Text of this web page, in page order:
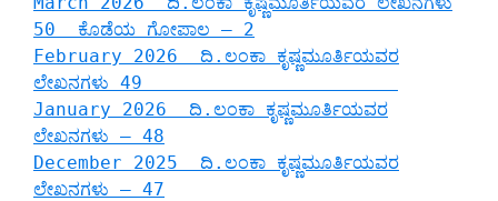
50 ಕೊಡೆಯ ಗೋಪಾಲ – 2
February 2026 ದಿ.ಲಂಕಾ ಕೃಷ್ಣಮೂರ್ತಿಯವರ
ಲೇಖನಗಳು 49
January 2026 ದಿ.ಲಂಕಾ ಕೃಷ್ಣಮೂರ್ತಿಯವರ
ಲೇಖನಗಳು – 48
December 2025 ದಿ.ಲಂಕಾ ಕೃಷ್ಣಮೂರ್ತಿಯವರ
ಲೇಖನಗಳು – 47